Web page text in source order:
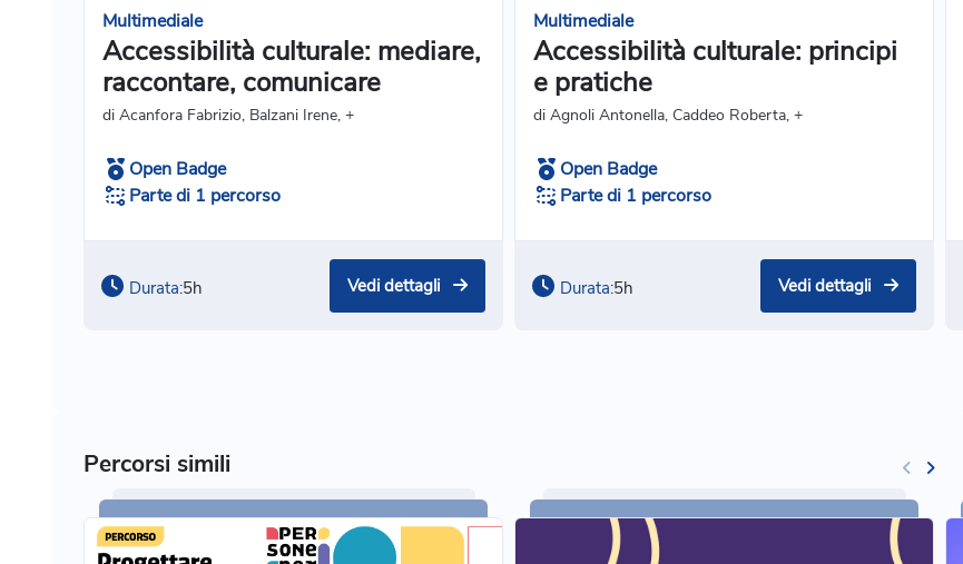
Multimediale
Accessibilità culturale: mediare,
raccontare, comunicare
di Acanfora Fabrizio, Balzani Irene, +
Open Badge
Parte di 1 percorso
Durata:5h Vedi dettagli
Multimediale
Accessibilità culturale: principi
e pratiche
di Agnoli Antonella, Caddeo Roberta, +
Open Badge
Parte di 1 percorso
Durata:5h Vedi dettagli
Percorsi simili